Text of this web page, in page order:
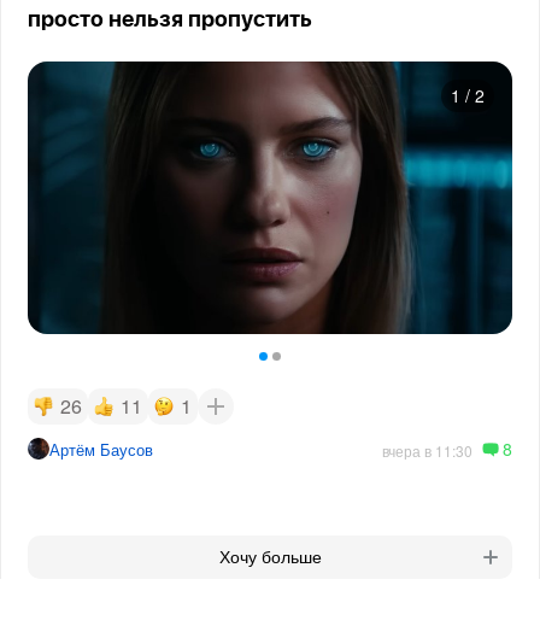
просто нельзя пропустить
1 / 2
26 11 1
Артём Баусов вчера в 11:30 8
Хочу больше